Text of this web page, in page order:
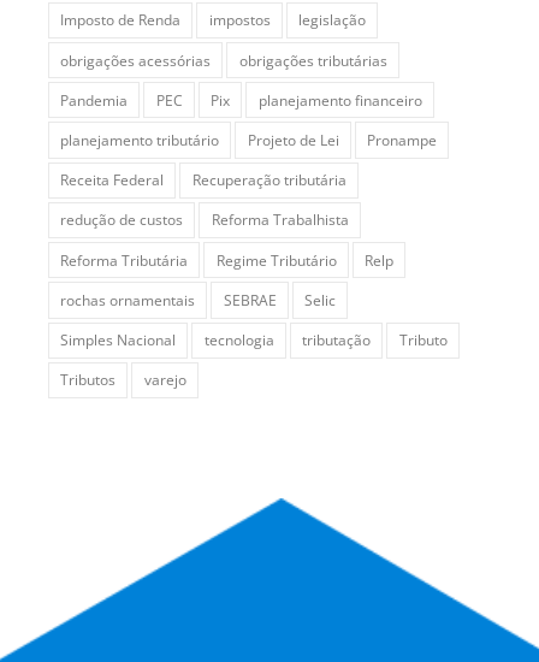
Imposto de Renda
impostos
legislação
obrigações acessórias
obrigações tributárias
Pandemia
PEC Pix
planejamento financeiro
planejamento tributário
Projeto de Lei
Pronampe
Receita Federal
Recuperação tributária
redução de custos
Reforma Trabalhista
Reforma Tributária
Regime Tributário
Relp
rochas ornamentais
SEBRAE
Selic
Simples Nacional
tecnologia tributação
Tributo
Tributos
varejo